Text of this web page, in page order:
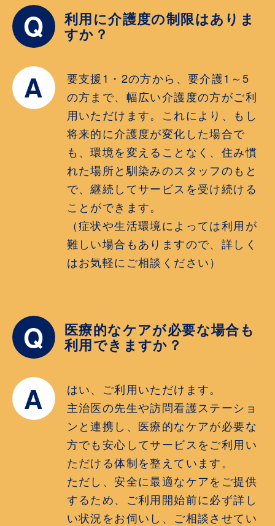
Q 利用に介護度の制限はありま
すか？
A
要支援1・2の方から、要介護1～5
の方まで、幅広い介護度の方がご利
用いただけます。これにより、もし
将来的に介護度が変化した場合で
も、環境を変えることなく、住み慣
れた場所と馴染みのスタッフのもと
で、継続してサービスを受け続ける
ことができます。
（症状や生活環境によっては利用が
難しい場合もありますので、詳しく
はお気軽にご相談ください）
Q 医療的なケアが必要な場合も
利用できますか？
A
はい、ご利用いただけます。
主治医の先生や訪問看護ステーショ
ンと連携し、医療的なケアが必要な
方でも安心してサービスをご利用い
ただける体制を整えています。
ただし、安全に最適なケアをご提供
するため、ご利用開始前に必ず詳し
い状況をお伺いし、ご相談させてい